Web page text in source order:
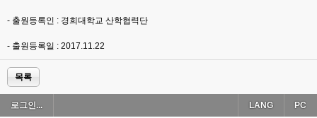
- 출원등록인 : 경희대학교 산학협력단
- 출원등록일 : 2017.11.22
목록
로그인... PC
LANG